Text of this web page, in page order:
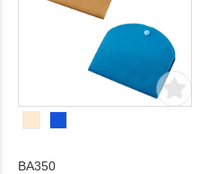
BA350